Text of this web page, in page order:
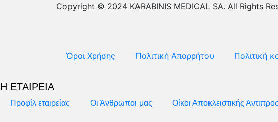
Copyright © 2024 KARABINIS MEDICAL SA. All Rights
Όροι Χρήσης Πολιτική Απορρήτου Πολιτική
Η ΕΤΑΙΡΕΙΑ
Προφίλ εταιρείας Οι Άνθρωποι μας Οίκοι Αποκλειστικής